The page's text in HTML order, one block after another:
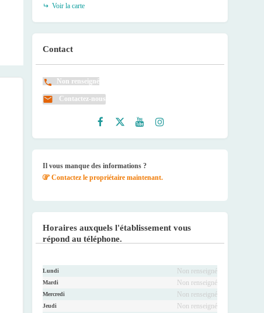
Voir la carte
Contact
Non renseigné
Contactez-nous
Il vous manque des informations ?
Contactez le propriétaire maintenant.
Horaires auxquels l'établissement vous
répond au téléphone.
Lundi Non renseigné
Mardi Non renseigné
Mercredi Non renseigné
Jeudi Non renseigné